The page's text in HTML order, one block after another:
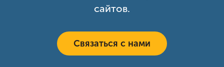
сайтов.
Связаться с нами